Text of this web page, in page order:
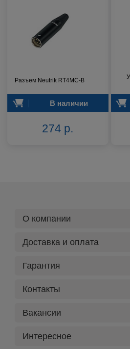
Разъем Neutrik RT4MC-B
В наличии
274 р.
О компании
Доставка и оплата
Гарантия
Контакты
Вакансии
Интересное